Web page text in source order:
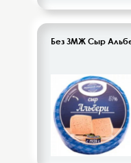
Без ЗМЖ Сыр